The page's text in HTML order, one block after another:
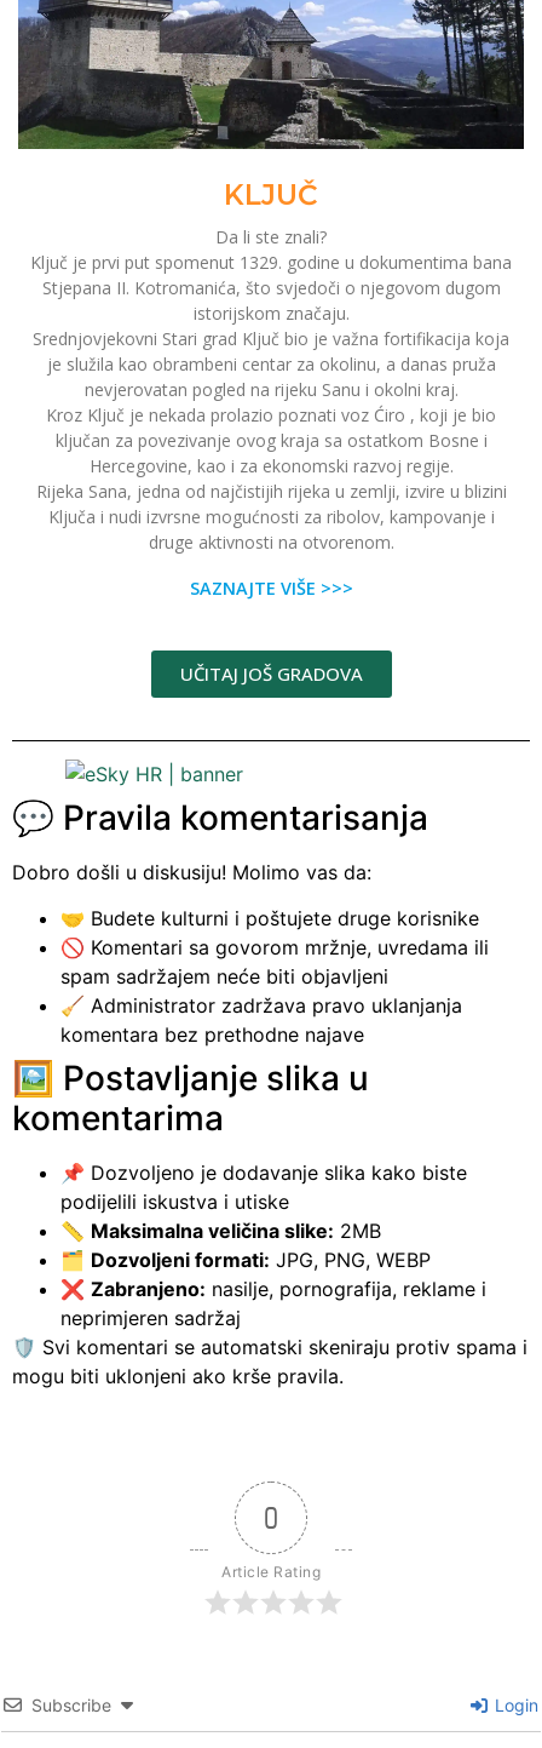
KLJUČ
Da li ste znali?
Ključ je prvi put spomenut 1329. godine u dokumentima bana
Stjepana II. Kotromanića, što svjedoči o njegovom dugom
istorijskom značaju.
Srednjovjekovni Stari grad Ključ bio je važna fortifikacija koja
je služila kao obrambeni centar za okolinu, a danas pruža
nevjerovatan pogled na rijeku Sanu i okolni kraj.
Kroz Ključ je nekada prolazio poznati voz Ćiro , koji je bio
ključan za povezivanje ovog kraja sa ostatkom Bosne i
Hercegovine, kao i za ekonomski razvoj regije.
Rijeka Sana, jedna od najčistijih rijeka u zemlji, izvire u blizini
Ključa i nudi izvrsne mogućnosti za ribolov, kampovanje i
druge aktivnosti na otvorenom.
SAZNAJTE VIŠE >>>
UČITAJ JOŠ GRADOVA
💬 Pravila komentarisanja
Dobro došli u diskusiju! Molimo vas da:
🤝 Budete kulturni i poštujete druge korisnike
🚫 Komentari sa govorom mržnje, uvredama ili
spam sadržajem neće biti objavljeni
🧹 Administrator zadržava pravo uklanjanja
komentara bez prethodne najave
🖼️ Postavljanje slika u
komentarima
📌 Dozvoljeno je dodavanje slika kako biste
podijelili iskustva i utiske
📏 Maksimalna veličina slike: 2MB
🗂️ Dozvoljeni formati: JPG, PNG, WEBP
❌ Zabranjeno: nasilje, pornografija, reklame i
neprimjeren sadržaj
🛡️ Svi komentari se automatski skeniraju protiv spama i
mogu biti uklonjeni ako krše pravila.
0
Article Rating
Subscribe Login